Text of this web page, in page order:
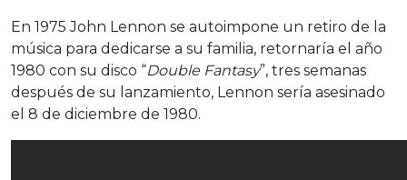
En 1975 John Lennon se autoimpone un retiro de la
música para dedicarse a su familia, retornaría el año
1980 con su disco “Double Fantasy”, tres semanas
después de su lanzamiento, Lennon sería asesinado
el 8 de diciembre de 1980.